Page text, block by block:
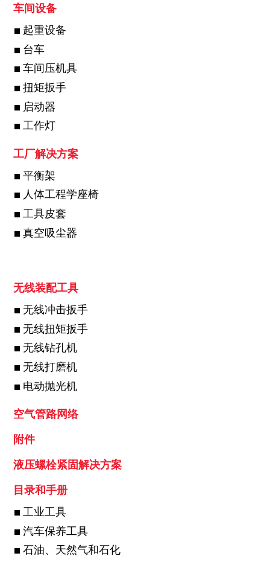
车间设备
起重设备
台车
车间压机具
扭矩扳手
启动器
工作灯
工厂解决方案
平衡架
人体工程学座椅
工具皮套
真空吸尘器
无线装配工具
无线冲击扳手
无线扭矩扳手
无线钻孔机
无线打磨机
电动抛光机
空气管路网络
附件
液压螺栓紧固解决方案
目录和手册
工业工具
汽车保养工具
石油、天然气和石化